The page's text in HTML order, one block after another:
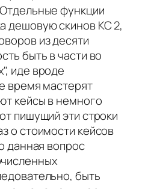
функции
дешовую скинов КС 2,
из десяти
быть в части во
иде вроде
время мастерят
кейсы в немного
пишущий эти строки
о стоимости кейсов
данная вопрос
быть